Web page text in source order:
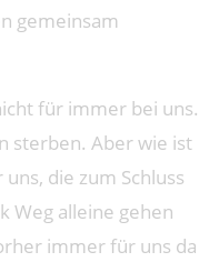
gemeinsam
für immer bei uns.
sterben. Aber wie ist
die zum Schluss
Weg alleine gehen
immer für uns da